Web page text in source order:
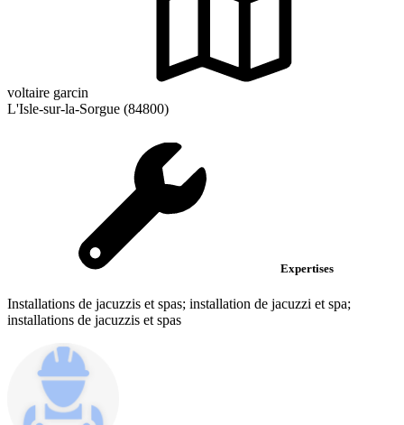
voltaire garcin
L'Isle-sur-la-Sorgue (84800)
Expertises
Installations de jacuzzis et spas; installation de jacuzzi et spa;
installations de jacuzzis et spas